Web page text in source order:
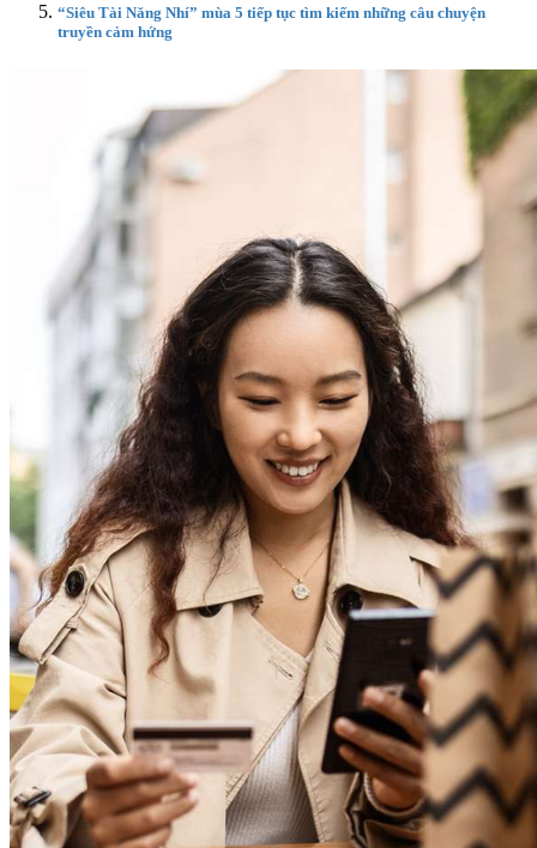
“Siêu Tài Năng Nhí” mùa 5 tiếp tục tìm kiếm những câu chuyện
truyền cảm hứng